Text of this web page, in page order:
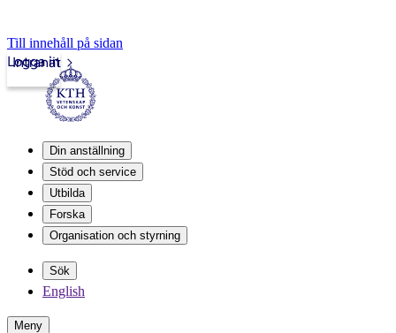
Till innehåll på sidan
Intranät
Logga in
Din anställning
Stöd och service
Utbilda
Forska
Organisation och styrning
Sök
English
Meny